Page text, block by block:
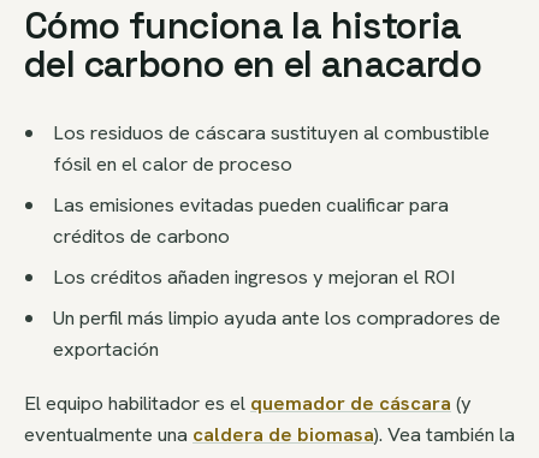
Cómo funciona la historia
del carbono en el anacardo
Los residuos de cáscara sustituyen al combustible
fósil en el calor de proceso
Las emisiones evitadas pueden cualificar para
créditos de carbono
Los créditos añaden ingresos y mejoran el ROI
Un perfil más limpio ayuda ante los compradores de
exportación
El equipo habilitador es el quemador de cáscara (y
eventualmente una caldera de biomasa). Vea también la